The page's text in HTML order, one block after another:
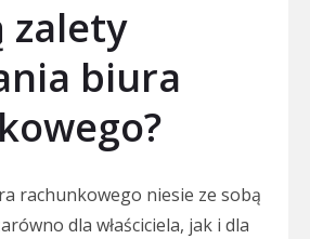
zalety
biura
rachunkowego niesie ze sobą
dla właściciela, jak i dla